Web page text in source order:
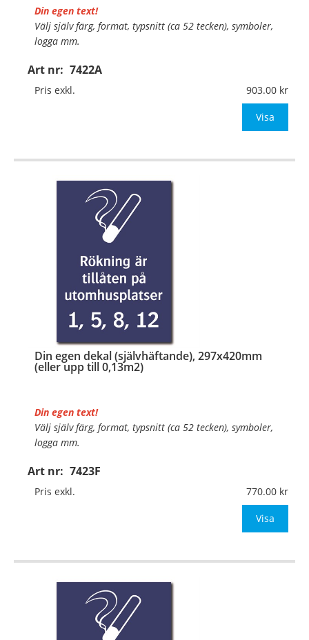
Art nr: 7422A
Din egen text!
Välj själv färg, format, typsnitt (ca 52 tecken), symboler,
logga mm.
Material:Plan aluminium, 0,7mm (väggmontage)
Mått:297x420mm (eller annat mått upp till 0,13m²)
Pris exkl. 903.00
Visa
Din egen dekal (självhäftande), 297x420mm
(eller upp till 0,13m2)
Art nr: 7423F
Din egen text!
Välj själv färg, format, typsnitt (ca 52 tecken), symboler,
logga mm.
Material:Självhäftande folie
Mått:297x420mm (eller annat mått upp till 0,13m²)
Pris exkl. 770.00
Visa